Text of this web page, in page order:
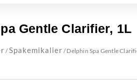
Gentle Clarifier, 1L
/ Spakemikalier / Delphin Spa Gentle